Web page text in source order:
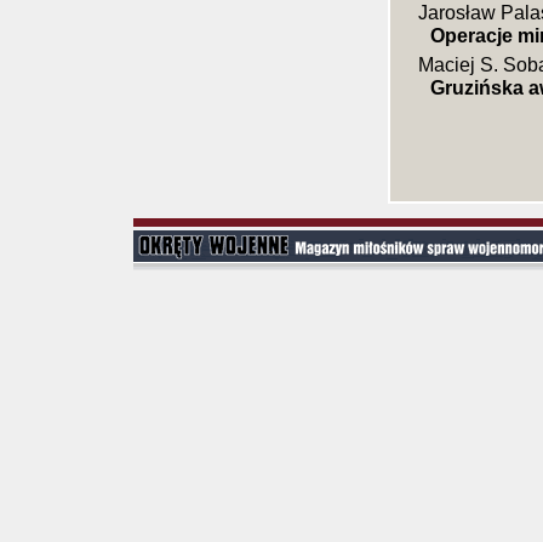
Jarosław
Operacje
Maciej S.
Gruzińska